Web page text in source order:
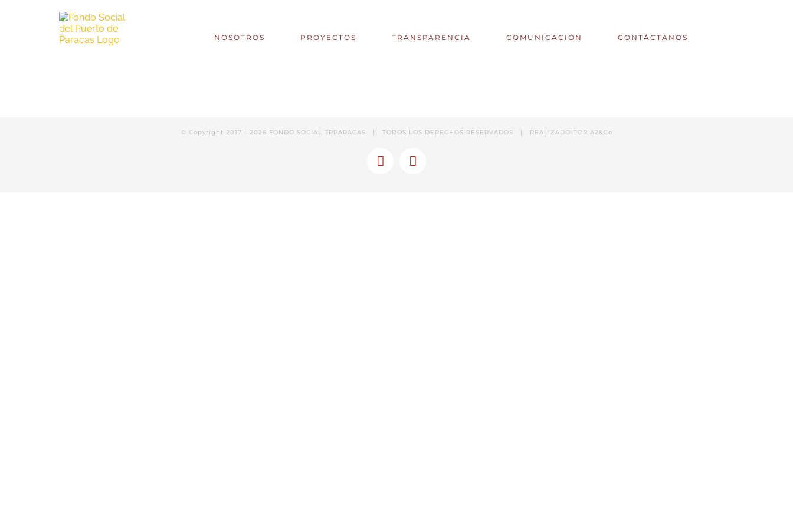
NOSOTROS PROYECTOS TRANSPARENCIA COMUNICACIÓN CONTÁCTANOS
© Copyright 2017 - 2026 FONDO SOCIAL TPPARACAS | TODOS LOS DERECHOS RESERVADOS | REALIZADO POR A2&Co
Facebook